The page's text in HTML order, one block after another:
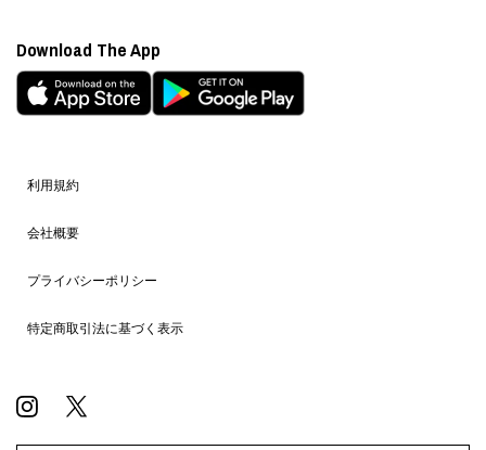
利用規約
会社概要
プライバシーポリシー
特定商取引法に基づく表示
Download The App